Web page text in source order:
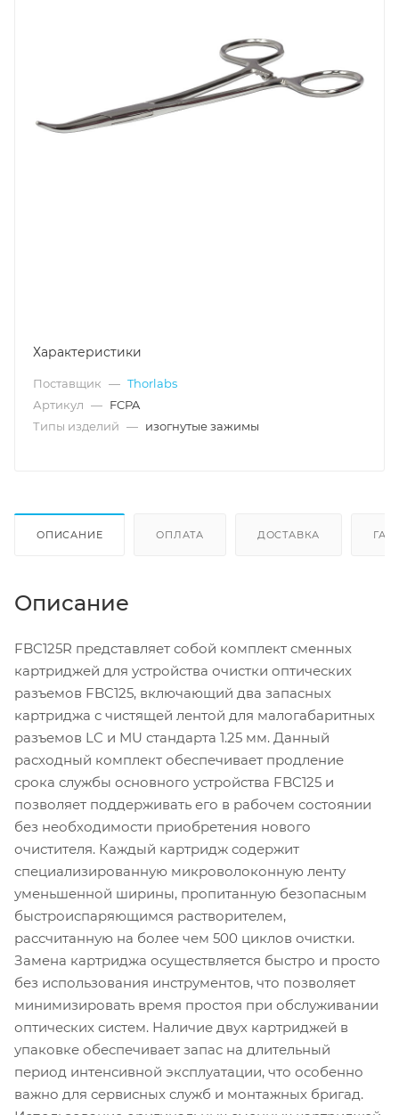
Характеристики
Поставщик — Thorlabs
Артикул — FCPA
Типы изделий — изогнутые зажимы
ОПИСАНИЕ ОПЛАТА ДОСТАВКА
Описание
FBC125R представляет собой комплект сменных
картриджей для устройства очистки оптических
разъемов FBC125, включающий два запасных
картриджа с чистящей лентой для малогабаритных
разъемов LC и MU стандарта 1.25 мм. Данный
расходный комплект обеспечивает продление
срока службы основного устройства FBC125 и
позволяет поддерживать его в рабочем состоянии
без необходимости приобретения нового
очистителя. Каждый картридж содержит
специализированную микроволоконную ленту
уменьшенной ширины, пропитанную безопасным
быстроиспаряющимся растворителем,
рассчитанную на более чем 500 циклов очистки.
Замена картриджа осуществляется быстро и просто
без использования инструментов, что позволяет
минимизировать время простоя при обслуживании
оптических систем. Наличие двух картриджей в
упаковке обеспечивает запас на длительный
период интенсивной эксплуатации, что особенно
важно для сервисных служб и монтажных бригад.